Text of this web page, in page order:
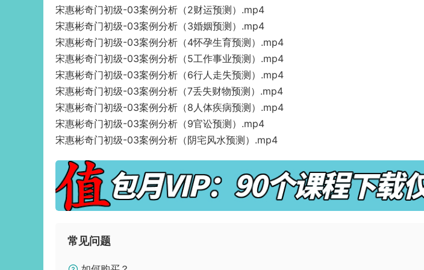
宋惠彬奇门初级-03案例分析（2财运预测）.mp4
宋惠彬奇门初级-03案例分析（3婚姻预测）.mp4
宋惠彬奇门初级-03案例分析（4怀孕生育预测）.mp4
宋惠彬奇门初级-03案例分析（5工作事业预测）.mp4
宋惠彬奇门初级-03案例分析（6行人走失预测）.mp4
宋惠彬奇门初级-03案例分析（7丢失财物预测）.mp4
宋惠彬奇门初级-03案例分析（8人体疾病预测）.mp4
宋惠彬奇门初级-03案例分析（9官讼预测）.mp4
宋惠彬奇门初级-03案例分析（阴宅风水预测）.mp4
常见问题